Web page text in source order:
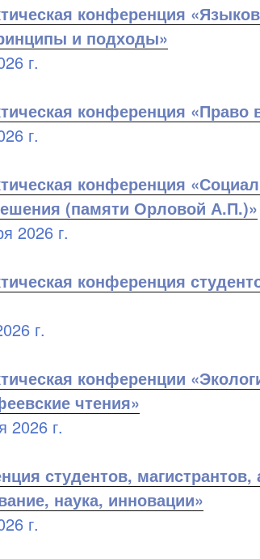
конференция
и подходы»
г.
конференция
г.
конференция
(памяти Орловой А.П.)»
2026 г.
конференция
г.
конференции
чтения»
2026 г.
студентов,
наука, инновации»
г.